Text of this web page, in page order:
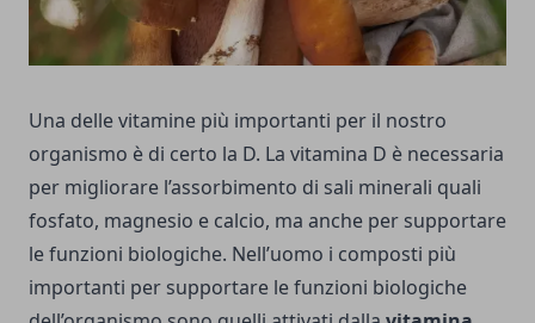
Una delle vitamine più importanti per il nostro
organismo è di certo la D. La vitamina D è necessaria
per migliorare l’assorbimento di sali minerali quali
fosfato, magnesio e calcio, ma anche per supportare
le funzioni biologiche. Nell’uomo i composti più
importanti per supportare le funzioni biologiche